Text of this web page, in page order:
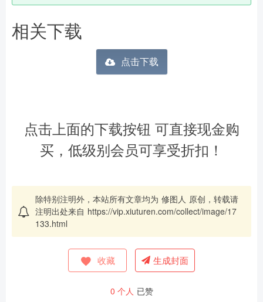
相关下载
点击下载
点击上面的下载按钮 可直接现金购
买，低级别会员可享受折扣！
除特别注明外，本站所有文章均为 修图人 原创，转载请
注明出处来自 https://vip.xiuturen.com/collect/image/17
133.html
收藏 生成封面
0 个人 已赞